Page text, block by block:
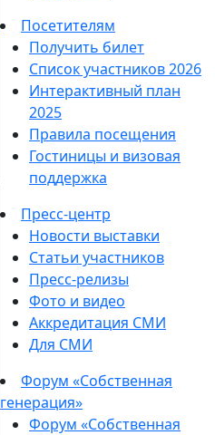
Посетителям
Получить билет
Список участников 2026
Интерактивный план
2025
Правила посещения
Гостиницы и визовая
поддержка
Пресс-центр
Новости выставки
Статьи участников
Пресс-релизы
Фото и видео
Аккредитация СМИ
Для СМИ
Форум «Собственная
генерация»
Форум «Собственная